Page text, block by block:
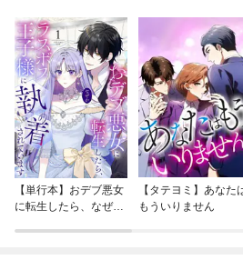
【単行本】おデブ悪女
に転生したら、なぜか
【タテヨミ】あなた
もういりません